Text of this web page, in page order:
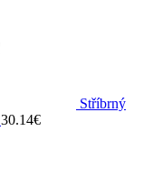
Stříbrný
30.14€